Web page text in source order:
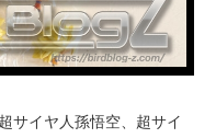
サイヤ人孫悟空、超サイ